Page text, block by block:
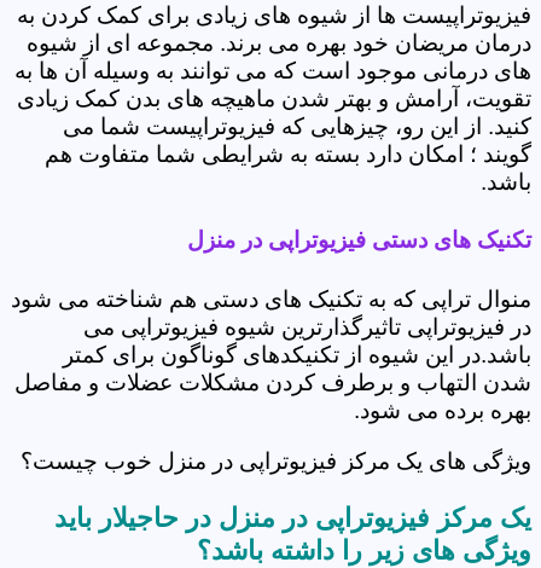
فیزیوتراپیست ها از شیوه های زیادی برای کمک کردن به
درمان مریضان خود بهره می برند. مجموعه ای از شیوه
های درمانی موجود است که می توانند به وسیله آن ها به
تقویت، آرامش و بهتر شدن ماهیچه های بدن کمک زیادی
کنید. از این رو، چیزهایی که فیزیوتراپیست شما می
گویند ؛ امکان دارد بسته به شرایطی شما متفاوت هم
باشد.
تکنیک های دستی فیزیوتراپی در منزل
منوال تراپی که به تکنیک های دستی هم شناخته می شود
در فیزیوتراپی تاثیرگذارترین شیوه فیزیوتراپی می
باشد.در این شیوه از تکنیکدهای گوناگون برای کمتر
شدن التهاب و برطرف کردن مشکلات عضلات و مفاصل
بهره برده می شود.
ویژگی های یک مرکز فیزیوتراپی در منزل خوب چیست؟
یک مرکز فیزیوتراپی در منزل در حاجیلار باید
ویژگی های زیر را داشته باشد؟